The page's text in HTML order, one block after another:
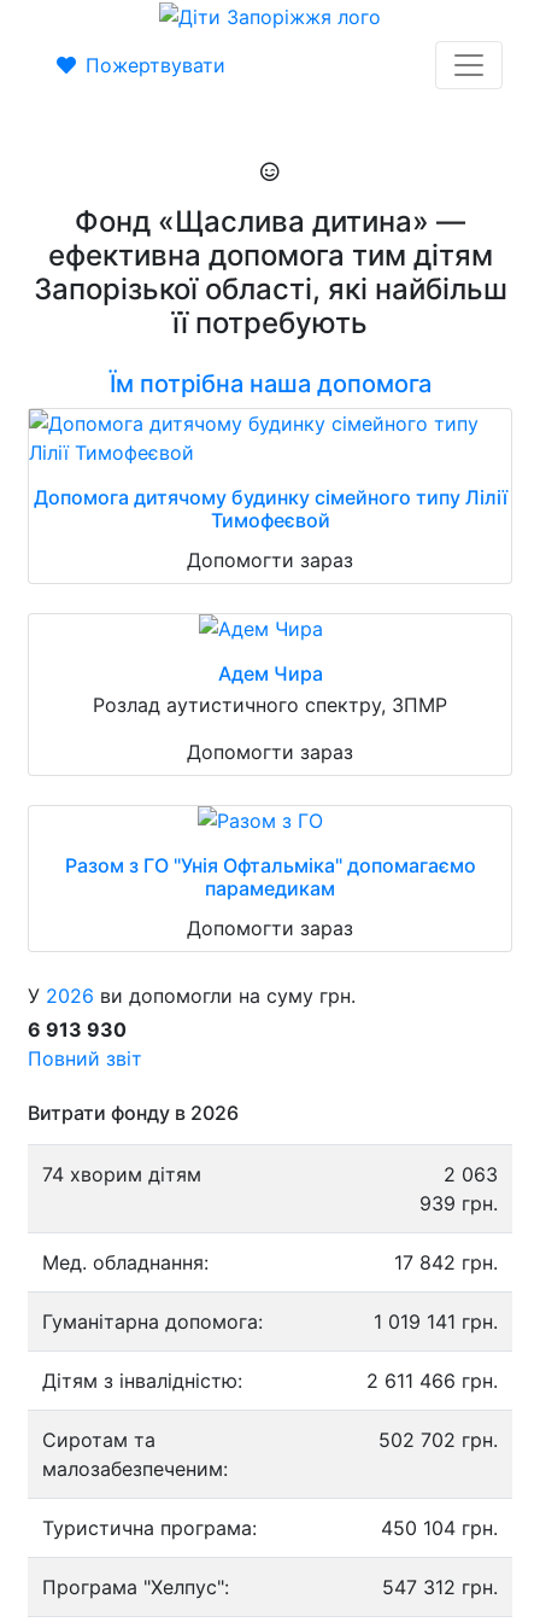
Пожертвувати
Фонд «Щаслива дитина» —
ефективна допомога тим дітям
Запорізької області, які найбільш
її потребують
Їм потрібна наша допомога
Допомога дитячому будинку сімейного типу Лілії
Тимофеєвой
Допомогти зараз
Адем Чира
Розлад аутистичного спектру, ЗПМР
Допомогти зараз
Разом з ГО "Унія Офтальміка" допомагаємо
парамедикам
Допомогти зараз
У 2026 ви допомогли на суму грн.
6 913 930
Повний звіт
Витрати фонду в 2026
74 хворим дітям
2 063
939 грн.
Мед. обладнання: 17 842 грн.
Гуманітарна допомога: 1 019 141 грн.
Дітям з інвалідністю: 2 611 466 грн.
Сиротам та
малозабезпеченим:
502 702 грн.
Туристична програма: 450 104 грн.
Програма "Хелпус": 547 312 грн.